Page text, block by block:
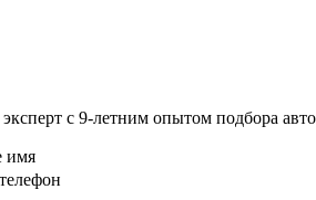
с 9-летним опытом подбора
имя